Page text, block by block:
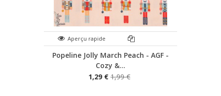
Aperçu rapide
Popeline Jolly March Peach - AGF -
Cozy &...
1,29 € 1,99 €